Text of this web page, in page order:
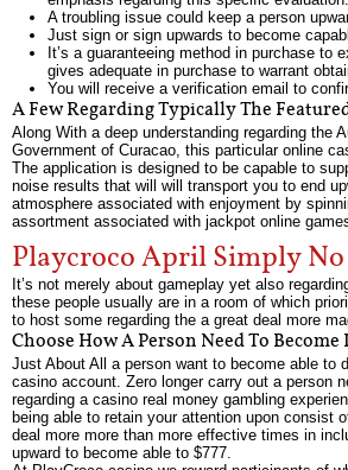
A troubling issue could keep a person
Just sign or sign upwards to become
It’s a guaranteeing method in purchase to
gives adequate in purchase to warrant
You will receive a verification email to
A Few Regarding Typically The
Along With a deep understanding regarding
Government of Curacao, this particular online
The application is designed to be capable to
noise results that will will transport you to end
atmosphere associated with enjoyment by
assortment associated with jackpot online
Playcroco April Simply
It’s not merely about gameplay yet also
these people usually are in a room of which
to host some regarding the a great deal more
Choose How A Person Need To
Just About All a person want to become able to
casino account. Zero longer carry out a person
regarding a casino real money gambling
being able to retain your attention upon consist
deal more more than more effective times in
upward to become able to $777.